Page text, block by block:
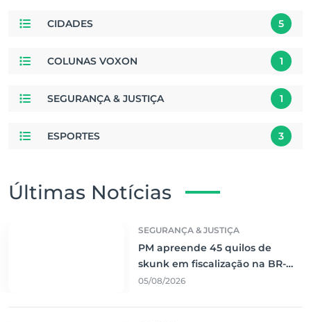
CIDADES 5
COLUNAS VOXON 1
SEGURANÇA & JUSTIÇA 1
ESPORTES 3
Últimas Notícias
SEGURANÇA & JUSTIÇA
PM apreende 45 quilos de
skunk em fiscalização na BR-
262 e prende passageiro em
05/08/2026